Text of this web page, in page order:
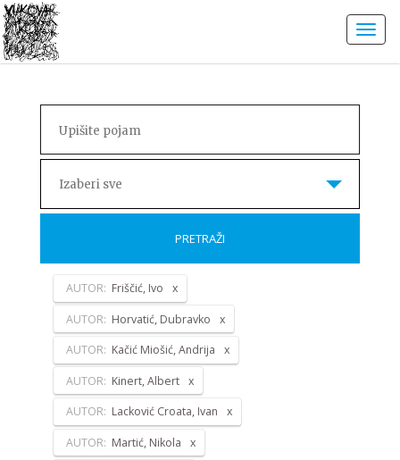
Izaberi sve
PRETRAŽI
AUTOR: Friščić, Ivo
AUTOR: Horvatić, Dubravko
AUTOR: Kačić Miošić, Andrija
AUTOR: Kinert, Albert
AUTOR: Lacković Croata, Ivan
AUTOR: Martić, Nikola